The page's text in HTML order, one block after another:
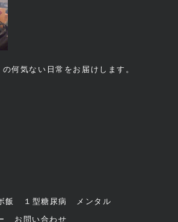
何気ない日常をお届けします。
飯 １型糖尿病
メンタル
お問い合わせ